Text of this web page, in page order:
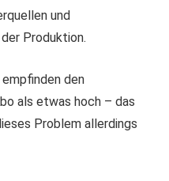
und
Produktion.
den
als etwas hoch – das
Problem allerdings